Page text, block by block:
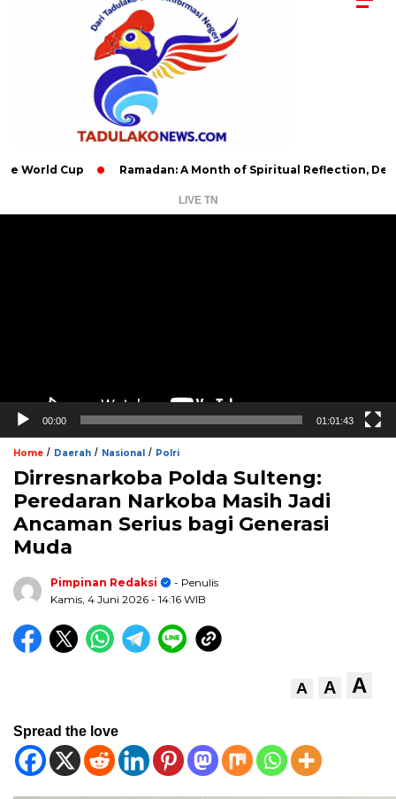
Cup Ramadan: A Month of Spiritual Reflection, Devotion,
LIVE TN
00:00 01:01:43
Home / Daerah / Nasional / Polri
Dirresnarkoba Polda Sulteng:
Peredaran Narkoba Masih Jadi
Ancaman Serius bagi Generasi
Muda
Pimpinan Redaksi
- Penulis
Kamis, 4 Juni 2026 - 14:16 WIB
A A A
Spread the love